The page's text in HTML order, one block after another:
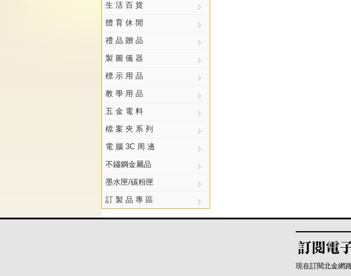
生 活 百 貨
體 育 休 閒
禮 品 贈 品
製 圖 儀 器
標 示 用 品
教 學 用 品
五 金 電 料
檔 案 夾 系 列
電 腦 3C 周 邊
不鏽鋼金屬品
墨水匣/碳粉匣
訂 製 品 專 區
現在訂閱北金網